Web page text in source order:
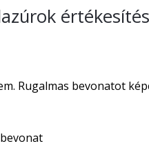
Rugalmas bevonatot